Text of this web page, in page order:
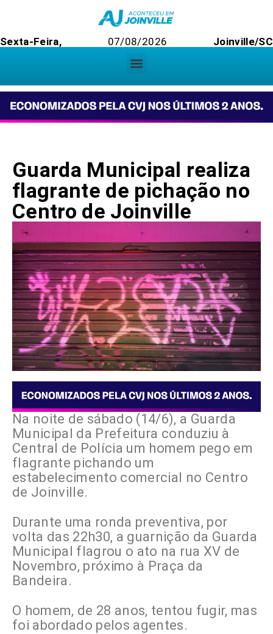
Sexta-Feira, 07/08/2026 Joinville/SC
Guarda Municipal realiza
flagrante de pichação no
Centro de Joinville
Na noite de sábado (14/6), a Guarda
Municipal da Prefeitura conduziu à
Central de Polícia um homem pego em
flagrante pichando um
estabelecimento comercial no Centro
de Joinville.
Durante uma ronda preventiva, por
volta das 22h30, a guarnição da Guarda
Municipal flagrou o ato na rua XV de
Novembro, próximo à Praça da
Bandeira.
O homem, de 28 anos, tentou fugir, mas
foi abordado pelos agentes.